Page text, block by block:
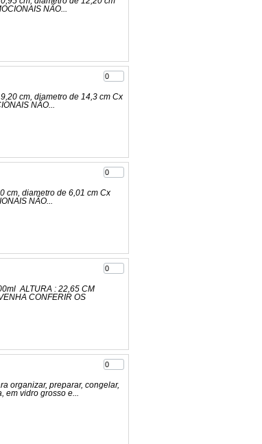
NÃO...
cm, diametro de 14,3 cm Cx
NÃO...
cm, diametro de 6,01 cm Cx
NÃO...
ALTURA : 22,65 CM
CONFERIR OS
organizar, preparar, congelar,
vidro grosso e...